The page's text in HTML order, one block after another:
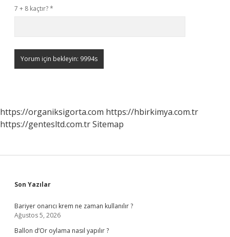
7 + 8 kaçtır?*
https://organiksigorta.com https://hbirkimya.com.tr
https://gentesltd.com.trSitemap
Sidebar
Son Yazılar
Bariyer onarıcı krem ne zaman kullanılır ?
Ağustos 5, 2026
Ballon d’Or oylama nasıl yapılır ?